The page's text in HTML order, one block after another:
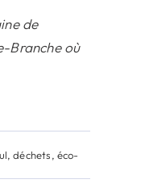
de
Branche où
,déchets, éco-